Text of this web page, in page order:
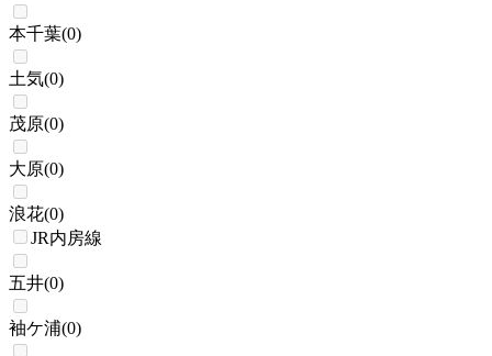
本千葉(0)
土気(0)
茂原(0)
大原(0)
浪花(0)
JR内房線
五井(0)
袖ケ浦(0)